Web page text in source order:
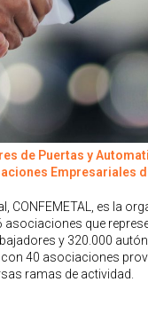
de Puertas y
Empresariales
es la
asociaciones que
y 320.000
40 asociaciones
ramas de actividad.